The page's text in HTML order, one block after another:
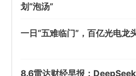
划“泡汤”
一日“五难临门”，百亿光电龙
8.6雷达财经早报：